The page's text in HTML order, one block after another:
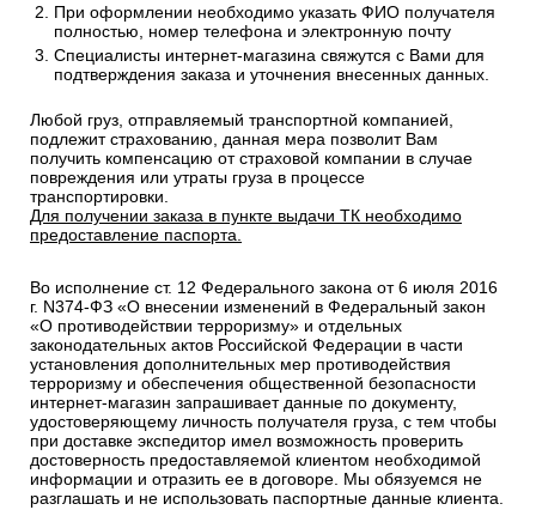
При оформлении необходимо указать ФИО получателя
полностью, номер телефона и электронную почту
Специалисты интернет-магазина свяжутся с Вами для
подтверждения заказа и уточнения внесенных данных.
Любой груз, отправляемый транспортной компанией,
подлежит страхованию, данная мера позволит Вам
получить компенсацию от страховой компании в случае
повреждения или утраты груза в процессе
транспортировки.
Для получении заказа в пункте выдачи ТК необходимо
предоставление паспорта.
Во исполнение ст. 12 Федерального закона от 6 июля 2016
г. N374-ФЗ «О внесении изменений в Федеральный закон
«О противодействии терроризму» и отдельных
законодательных актов Российской Федерации в части
установления дополнительных мер противодействия
терроризму и обеспечения общественной безопасности
интернет-магазин запрашивает данные по документу,
удостоверяющему личность получателя груза, с тем чтобы
при доставке экспедитор имел возможность проверить
достоверность предоставляемой клиентом необходимой
информации и отразить ее в договоре. Мы обязуемся не
разглашать и не использовать паспортные данные клиента.